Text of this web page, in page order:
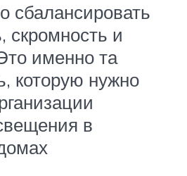
сбалансировать
скромность и
именно та
которую нужно
в